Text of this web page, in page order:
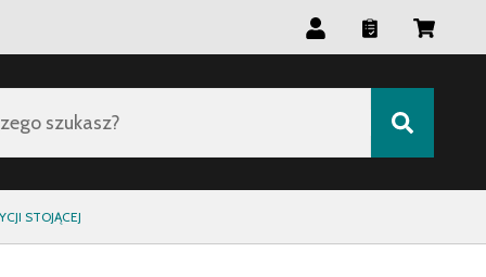
szukasz?
STOJĄCEJ